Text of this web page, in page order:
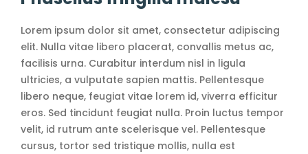
Lorem ipsum dolor sit amet, consectetur adipiscing
elit. Nulla vitae libero placerat, convallis metus ac,
facilisis urna. Curabitur interdum nisl in ligula
ultricies, a vulputate sapien mattis. Pellentesque
libero neque, feugiat vitae lorem id, viverra efficitur
eros. Sed tincidunt feugiat nulla. Proin luctus tempor
velit, id rutrum ante scelerisque vel. Pellentesque
cursus, tortor sed tristique mollis, nulla est